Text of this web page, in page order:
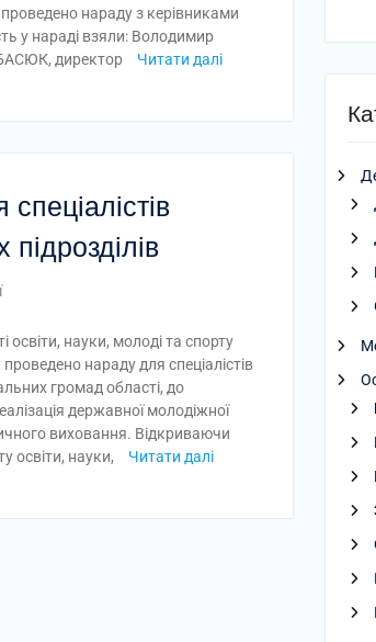
проведено нараду з керівниками
у нараді взяли: Володимир
БАСЮК, директор
Читати далі
підрозділів
освіти, науки, молоді та спорту
нараду для спеціалістів
громад області, до
державної молодіжної
виховання. Відкриваючи
освіти, науки,
Читати далі